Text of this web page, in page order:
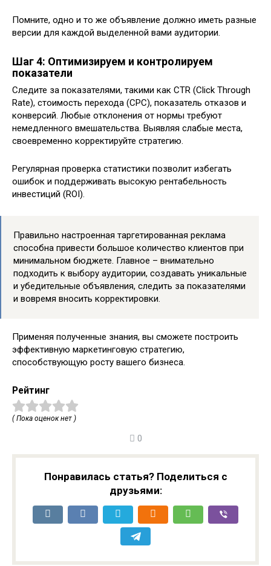
Помните, одно и то же объявление должно иметь разные
версии для каждой выделенной вами аудитории.
Шаг 4: Оптимизируем и контролируем
показатели
Следите за показателями, такими как CTR (Click Through
Rate), стоимость перехода (CPC), показатель отказов и
конверсий. Любые отклонения от нормы требуют
немедленного вмешательства. Выявляя слабые места,
своевременно корректируйте стратегию.
Регулярная проверка статистики позволит избегать
ошибок и поддерживать высокую рентабельность
инвестиций (ROI).
Правильно настроенная таргетированная реклама
способна привести большое количество клиентов при
минимальном бюджете. Главное – внимательно
подходить к выбору аудитории, создавать уникальные
и убедительные объявления, следить за показателями
и вовремя вносить корректировки.
Применяя полученные знания, вы сможете построить
эффективную маркетинговую стратегию,
способствующую росту вашего бизнеса.
Рейтинг
( Пока оценок нет )
0
Понравилась статья? Поделиться с
друзьями: